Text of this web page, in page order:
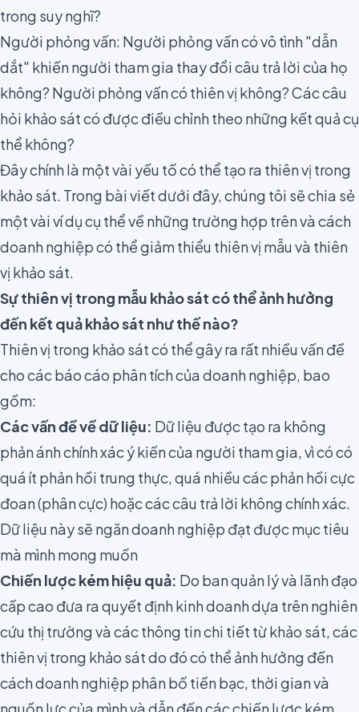
trong suy nghĩ?
Người phỏng vấn: Người phỏng vấn có vô tình"dẫn
dắt" khiến người tham gia thay đổi câu trả lời của họ
không? Người phỏng vấn có thiên vị không? Các câu
hỏi khảo sát có được điều chỉnh theo những kết quả cụ
thể không?
Đây chính là một vài yếu tố có thể tạo ra thiên vị trong
khảo sát. Trong bài viết dưới đây, chúng tôi sẽ chia sẻ
một vài ví dụ cụ thể về những trường hợp trên và cách
doanh nghiệp có thể giảm thiểu thiên vị mẫu và thiên
vị khảo sát.
Sự thiên vị trong mẫu khảo sát có thể ảnh hưởng
đến kết quả khảo sát như thế nào?
Thiên vị trong khảo sát có thể gây ra rất nhiều vấn đề
cho các báo cáo phân tích của doanh nghiệp, bao
gồm:
Các vấn đề về dữ liệu: Dữ liệu được tạo ra không
phản ánh chính xác ý kiến ​​của người tham gia, vì có có
quá ít phản hồi trung thực, quá nhiều các phản hồi cực
đoan (phân cực) hoặc các câu trả lời không chính xác.
Dữ liệu này sẽ ngăn doanh nghiệp đạt được mục tiêu
mà mình mong muốn
Chiến lược kém hiệu quả: Do ban quản lý và lãnh đạo
cấp cao đưa ra quyết định kinh doanh dựa trên nghiên
cứu thị trường và các thông tin chi tiết từ khảo sát, các
thiên vị trong khảo sát do đó có thể ảnh hưởng đến
cách doanh nghiệp phân bố tiền bạc, thời gian và
nguồn lực của mình và dẫn đến các chiến lược kém